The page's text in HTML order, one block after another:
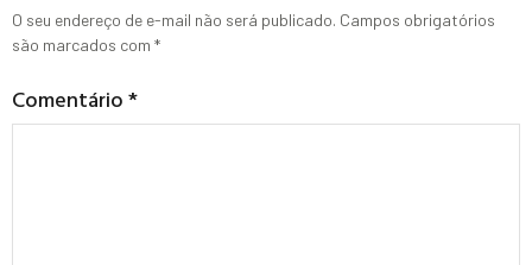
O seu endereço de e-mail não será publicado. Campos obrigatórios
são marcados com *
Comentário*